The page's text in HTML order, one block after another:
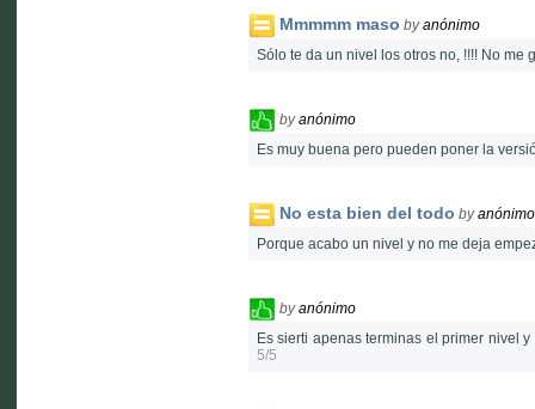
Mmmmm maso byanónimo
Sólo te da un nivel los otros no, !!!! No
byanónimo
Es muy buena pero pueden poner la
No esta bien del todo byanónimo
Porque acabo un nivel y no me deja
byanónimo
Es sierti apenas terminas el primer nivel
5/5